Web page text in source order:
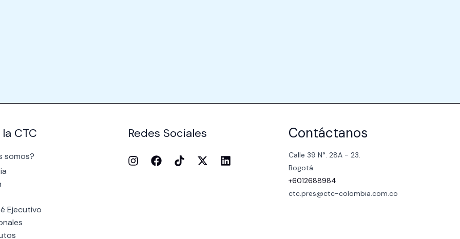
CTC
somos?
Ejecutivo
Redes Sociales Contáctanos
Calle 39 N°. 28A - 23.
Bogotá
+6012688984
ctc.pres@ctc-colombia.com.co